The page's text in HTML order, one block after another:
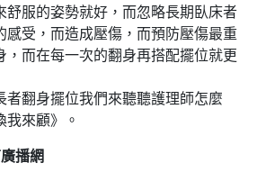
舒服的姿勢就好，而忽略長期臥床者
感受，而造成壓傷，而預防壓傷最重
，而在每一次的翻身再搭配擺位就更
者翻身擺位我們來聽聽護理師怎麼
來顧》。
播網